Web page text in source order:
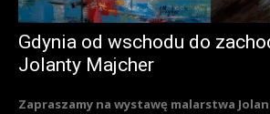
Gdynia od wschodu do
Jolanty Majcher
Zapraszamy na wystawę malarstwa